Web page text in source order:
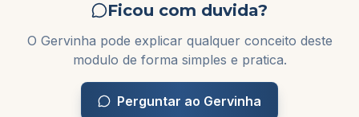
Ficou com duvida?
O Gervinha pode explicar qualquer conceito deste
modulo de forma simples e pratica.
Perguntar ao Gervinha